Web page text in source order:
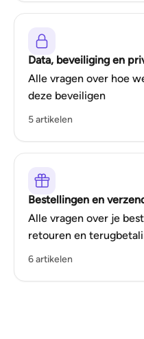
Data, beveiliging en
Alle vragen over hoe
deze beveiligen
5 artikelen
Bestellingen en
Alle vragen over je
retouren en
6 artikelen